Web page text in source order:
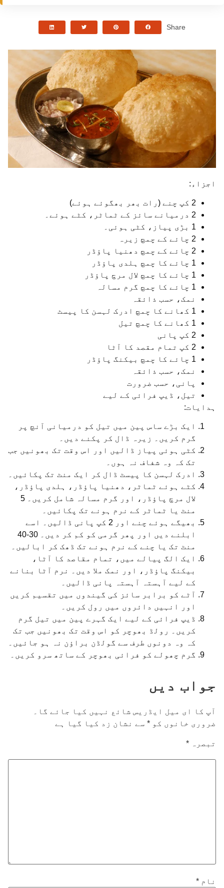
Share
اجزاء:
2 کپ چنے (رات بھر بھگوئے ہوئے)
2 درمیانے سائز کے ٹماٹر، کٹے ہوئے۔
1 بڑی پیاز، کٹی ہوئی۔
2 چائے کے چمچ زیرہ
2 چائے کے چمچ دھنیا پاؤڈر
1 چائے کا چمچ ہلدی پاؤڈر
1 چائے کا چمچ لال مرچ پاؤڈر
1 چائے کا چمچ گرم مسالہ
نمک، حسب ذائقہ
1 کھانے کا چمچ ادرک لہسن کا پیسٹ
1 کھانے کا چمچ تیل
2 کپ پانی
2 کپ تمام مقصد کا آٹا
1 چائے کا چمچ بیکنگ پاؤڈر
نمک، حسب ذائقہ
پانی، حسب ضرورت
تیل، ڈیپ فرائی کے لیے
ہدایات:
ایک بڑے ساس پین میں تیل کو درمیانی آنچ پر
گرم کریں۔ زیرہ ڈال کر پکنے دیں۔
کٹی ہوئی پیاز ڈالیں اور اس وقت تک بھونیں جب
تک کہ وہ شفاف نہ ہوں۔
ادرک لہسن کا پیسٹ ڈال کر ایک منٹ تک پکائیں۔
کٹے ہوئے ٹماٹر، دھنیا پاؤڈر، ہلدی پاؤڈر،
لال مرچ پاؤڈر، اور گرم مسالہ شامل کریں۔ 5
منٹ یا ٹماٹر کے نرم ہونے تک پکائیں۔
بھیگے ہوئے چنے اور 2 کپ پانی ڈالیں۔ اسے
ابلنے دیں اور پھر گرمی کو کم کر دیں۔ 30-40
منٹ تک یا چنے کے نرم ہونے تک ڈھک کر ابالیں۔
ایک الگ پیالے میں، تمام مقاصد کا آٹا،
بیکنگ پاؤڈر، اور نمک ملا دیں۔ نرم آٹا بنانے
کے لیے آہستہ آہستہ پانی ڈالیں۔
آٹے کو برابر سائز کی گیندوں میں تقسیم کریں
اور انہیں دائروں میں رول کریں۔
ڈیپ فرائی کے لیے ایک گہرے پین میں تیل گرم
کریں۔ رولڈ بھوچر کو اس وقت تک بھونیں جب تک
کہ وہ دونوں طرف سے گولڈن براؤن نہ ہو جائیں۔
گرم چھولے کو فرائی بھوچر کے ساتھ سرو کریں۔
جواب دیں
آپ کا ای میل ایڈریس شائع نہیں کیا جائے گا۔
ضروری خانوں کو * سے نشان زد کیا گیا ہے
تبصرہ *
نام *